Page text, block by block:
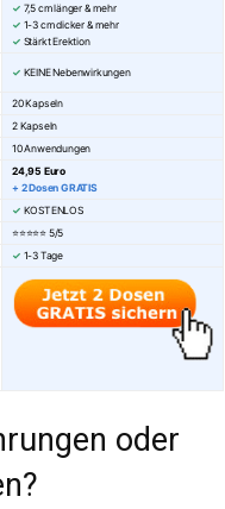
✓ 7,5 cm länger & mehr
✓ 1-3 cm dicker & mehr
✓ Stärkt Erektion
✓ KEINE Nebenwirkungen
20 Kapseln
2 Kapseln
10 Anwendungen
24,95 Euro
+ 2 Dosen GRATIS
✓ KOSTENLOS
⭐⭐⭐⭐⭐ 5/5
✓ 1-3 Tage
oder